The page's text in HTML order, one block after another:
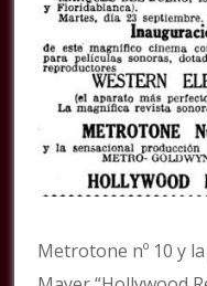
Metrotone nº 10 y